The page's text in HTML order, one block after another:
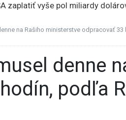
zaplatiť vyše pol miliardy
nariadenie zamerané proti
na Rašiho ministerstve odpracovať
podľa